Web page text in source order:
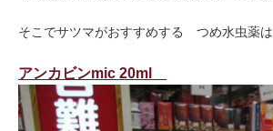
そこでサツマがおすすめする つめ水虫薬は
アンカビンmic 20ml